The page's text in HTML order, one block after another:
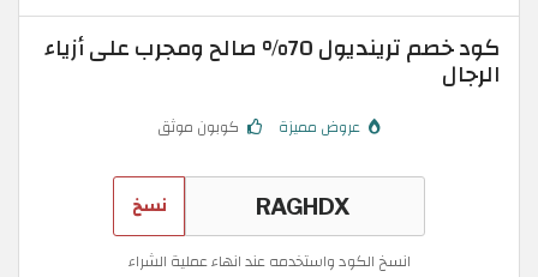
كود خصم ترينديول 70% صالح ومجرب على أزياء
الرجال
عروض مميزة كوبون موثق
نسخ
انسخ الكود واستخدمه عند انهاء عملية الشراء